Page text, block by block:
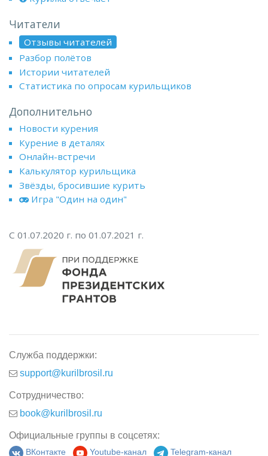
Читатели
Отзывы читателей
Разбор полётов
Истории читателей
Статистика по опросам курильщиков
Дополнительно
Новости курения
Курение в деталях
Онлайн-встречи
Калькулятор курильщика
Звёзды, бросившие курить
Игра "Один на один"
С 01.07.2020 г. по 01.07.2021 г.
Служба поддержки:
support@kurilbrosil.ru
Сотрудничество:
book@kurilbrosil.ru
Официальные группы в соцсетях:
ВКонтакте Youtube-канал Telegram-канал